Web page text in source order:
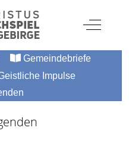
Off-
Gemeindebriefe
Impulse